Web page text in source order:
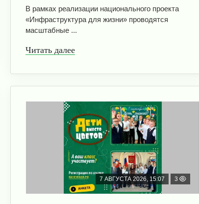
В рамках реализации национального проекта
«Инфраструктура для жизни» проводятся
масштабные ...
Читать далее
7 АВГУСТА 2026, 15:07 3